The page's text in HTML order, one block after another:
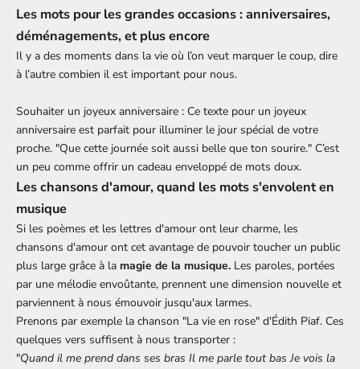
Les mots pour les grandes occasions : anniversaires,
déménagements, et plus encore
Il y a des moments dans la vie où l’on veut marquer le coup, dire
à l’autre combien il est important pour nous.
Souhaiter un joyeux anniversaire : Ce texte pour un joyeux
anniversaire est parfait pour illuminer le jour spécial de votre
proche. "Que cette journée soit aussi belle que ton sourire." C’est
un peu comme offrir un cadeau enveloppé de mots doux.
Les chansons d'amour, quand les mots s'envolent en
musique
Si les poèmes et les lettres d'amour ont leur charme, les
chansons d'amour ont cet avantage de pouvoir toucher un public
plus large grâce à la magie de la musique. Les paroles, portées
par une mélodie envoûtante, prennent une dimension nouvelle et
parviennent à nous émouvoir jusqu'aux larmes.
Prenons par exemple la chanson "La vie en rose" d'Édith Piaf. Ces
quelques vers suffisent à nous transporter :
"Quand il me prend dans ses bras Il me parle tout bas Je vois la